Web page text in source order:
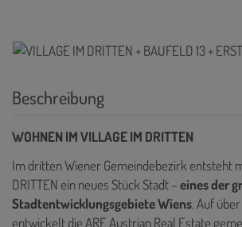
Beschreibung
WOHNEN IM VILLAGE IM DRITTEN
Im dritten Wiener Gemeindebezirk entsteht
DRITTEN ein neues Stück Stadt –eines der
Stadtentwicklungsgebiete Wiens. Auf
entwickelt die ARE Austrian Real Estate